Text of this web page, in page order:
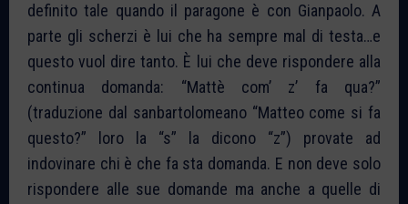
definito tale quando il paragone è con Gianpaolo. A
parte gli scherzi è lui che ha sempre mal di testa…e
questo vuol dire tanto. È lui che deve rispondere alla
continua domanda: “Mattè com’ z’ fa qua?”
(traduzione dal sanbartolomeano “Matteo come si fa
questo?” loro la “s” la dicono “z”) provate ad
indovinare chi è che fa sta domanda. E non deve solo
rispondere alle sue domande ma anche a quelle di